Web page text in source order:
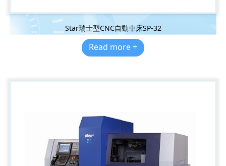
Star瑞士型CNC自動車床SP-32
Read more +